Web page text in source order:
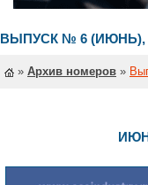
ВЫПУСК № 6 (ИЮНЬ),
» Архив номеров »